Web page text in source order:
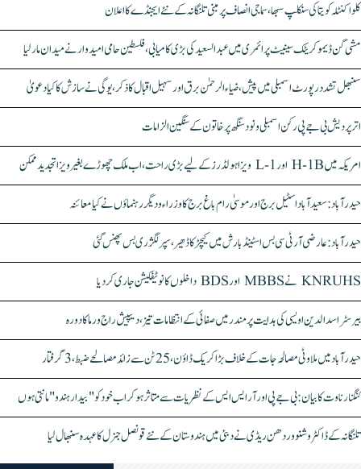
کلواکنٹلہ کویتا کی سنکلپ سبھا، سماجی انصاف پر مبنی تلنگانہ کے نئے ایجنڈے کا اعلان
مشی گن ڈیموکریٹک سینیٹ پرائمری میں عبدالسعید کی بڑی کامیابی، فلسطین حامی امیدوار نے میدان مار لیا
سنبھل تشدد رپورٹ اسمبلی میں پیش، ضیاء الرحمٰن برق اور سہیل اقبال کا ذکر، یوگی نے سازش کا کیا دعویٰ
اتر پردیش بی جے پی رکن اسمبلی ونود سنگھ پر خاتون کے سنگین الزامات
امریکہ میں H-1B اور L-1 ویزا ہولڈرز کے لیے بڑی راحت، اب ملک چھوڑے بغیر ویزا تجدید ممکن
حیدرآباد: سعیدآباد اسٹیل برج اور موسیٰ رام باغ برج کا وزراء و دیگر رہنماؤں نے کیا معائنہ
حیدرآباد: عارضی آر ٹی سی بس اسٹینڈ بارش میں کیچڑ کا ڈھیر، سپر لگژری بس پھنس گئی
KNRUHS نے MBBS اور BDS داخلوں کا نوٹیفکیشن جاری کر دیا
بیرسٹر اسدالدین اویسی کی ہدایت پر مندر میں صفائی کے انتظامات تیز، دیپیش راج ورما کا دورہ
حیدرآباد میں ملاوٹی مصالحہ جات کے خلاف بڑا کریک ڈاؤن، 25 ٹن سے زائد مصالحے ضبط، 3 گرفتار
کنگنا رناوت کا بیان: بی جے پی اور آر ایس ایس کے نظریات سے متاثر ہو کر اب خود کو "بیدار ہندو" مانتی ہوں
تلنگانہ کے ڈاکٹر وشنو وردھن ریڈی نے دبئی میں ہندوستان کے نئے قونصل جنرل کا عہدہ سنبھال لیا